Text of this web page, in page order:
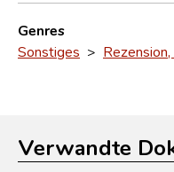
Genres
Sonstiges >
Verwandte